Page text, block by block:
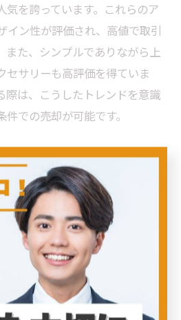
気を誇っています。これらのア
イン性が評価され、高値で取引
また、シンプルでありながら上
セサリーも高評価を得ていま
際は、こうしたトレンドを意識
での売却が可能です。
から学ぶ高価売却法
から学ぶことは多いです。例え
業者から見積もりを取った結
示した業者に売却しました。ま
をクリーニングし、購入時の箱
、査定額を大幅にアップさせた
らの成功事例を参考にすること
却が現実のものとなります。